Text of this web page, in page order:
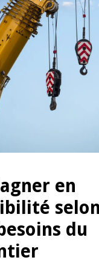
en
selon
du